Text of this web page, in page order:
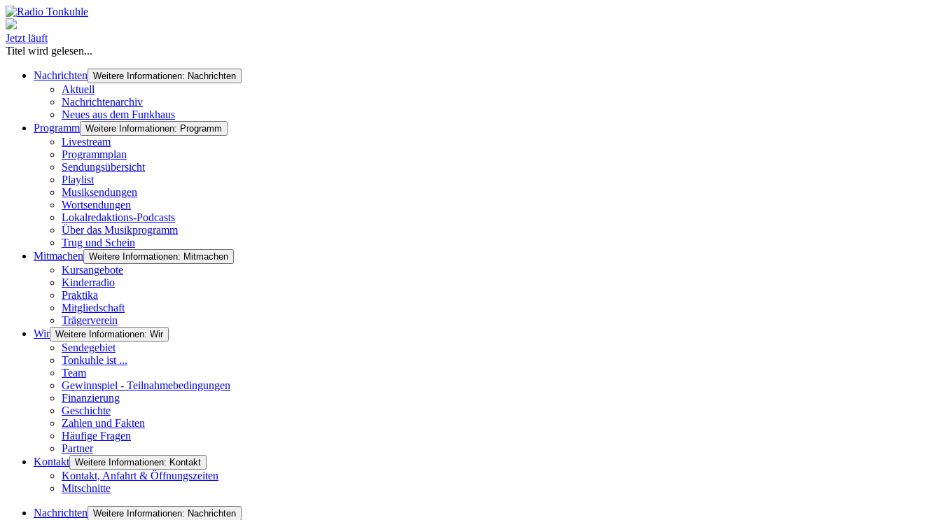
Jetzt läuft
Titel wird gelesen...
Nachrichten Weitere Informationen: Nachrichten
Aktuell
Nachrichtenarchiv
Neues aus dem Funkhaus
Programm Weitere Informationen: Programm
Livestream
Programmplan
Sendungsübersicht
Playlist
Musiksendungen
Wortsendungen
Lokalredaktions-Podcasts
Über das Musikprogramm
Trug und Schein
Mitmachen Weitere Informationen: Mitmachen
Kursangebote
Kinderradio
Praktika
Mitgliedschaft
Trägerverein
Wir Weitere Informationen: Wir
Sendegebiet
Tonkuhle ist ...
Team
Gewinnspiel - Teilnahmebedingungen
Finanzierung
Geschichte
Zahlen und Fakten
Häufige Fragen
Partner
Kontakt Weitere Informationen: Kontakt
Kontakt, Anfahrt & Öffnungszeiten
Mitschnitte
Nachrichten Weitere Informationen: Nachrichten